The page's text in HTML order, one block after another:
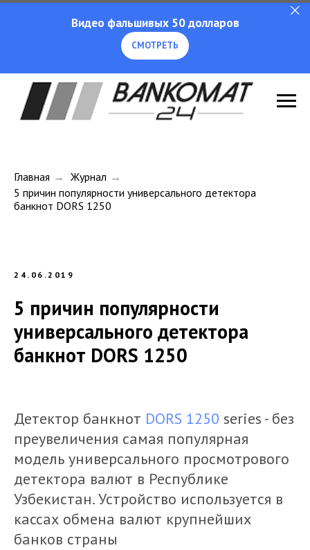
Видео фальшивых 50 долларов
СМОТРЕТЬ
Главная → Журнал →
5 причин популярности универсального детектора
банкнот DORS 1250
24.06.2019
5 причин популярности
универсального детектора
банкнот DORS 1250
Детектор банкнот DORS 1250 series - без
преувеличения самая популярная
модель универсального просмотрового
детектора валют в Республике
Узбекистан. Устройство используется в
кассах обмена валют крупнейших
банков страны